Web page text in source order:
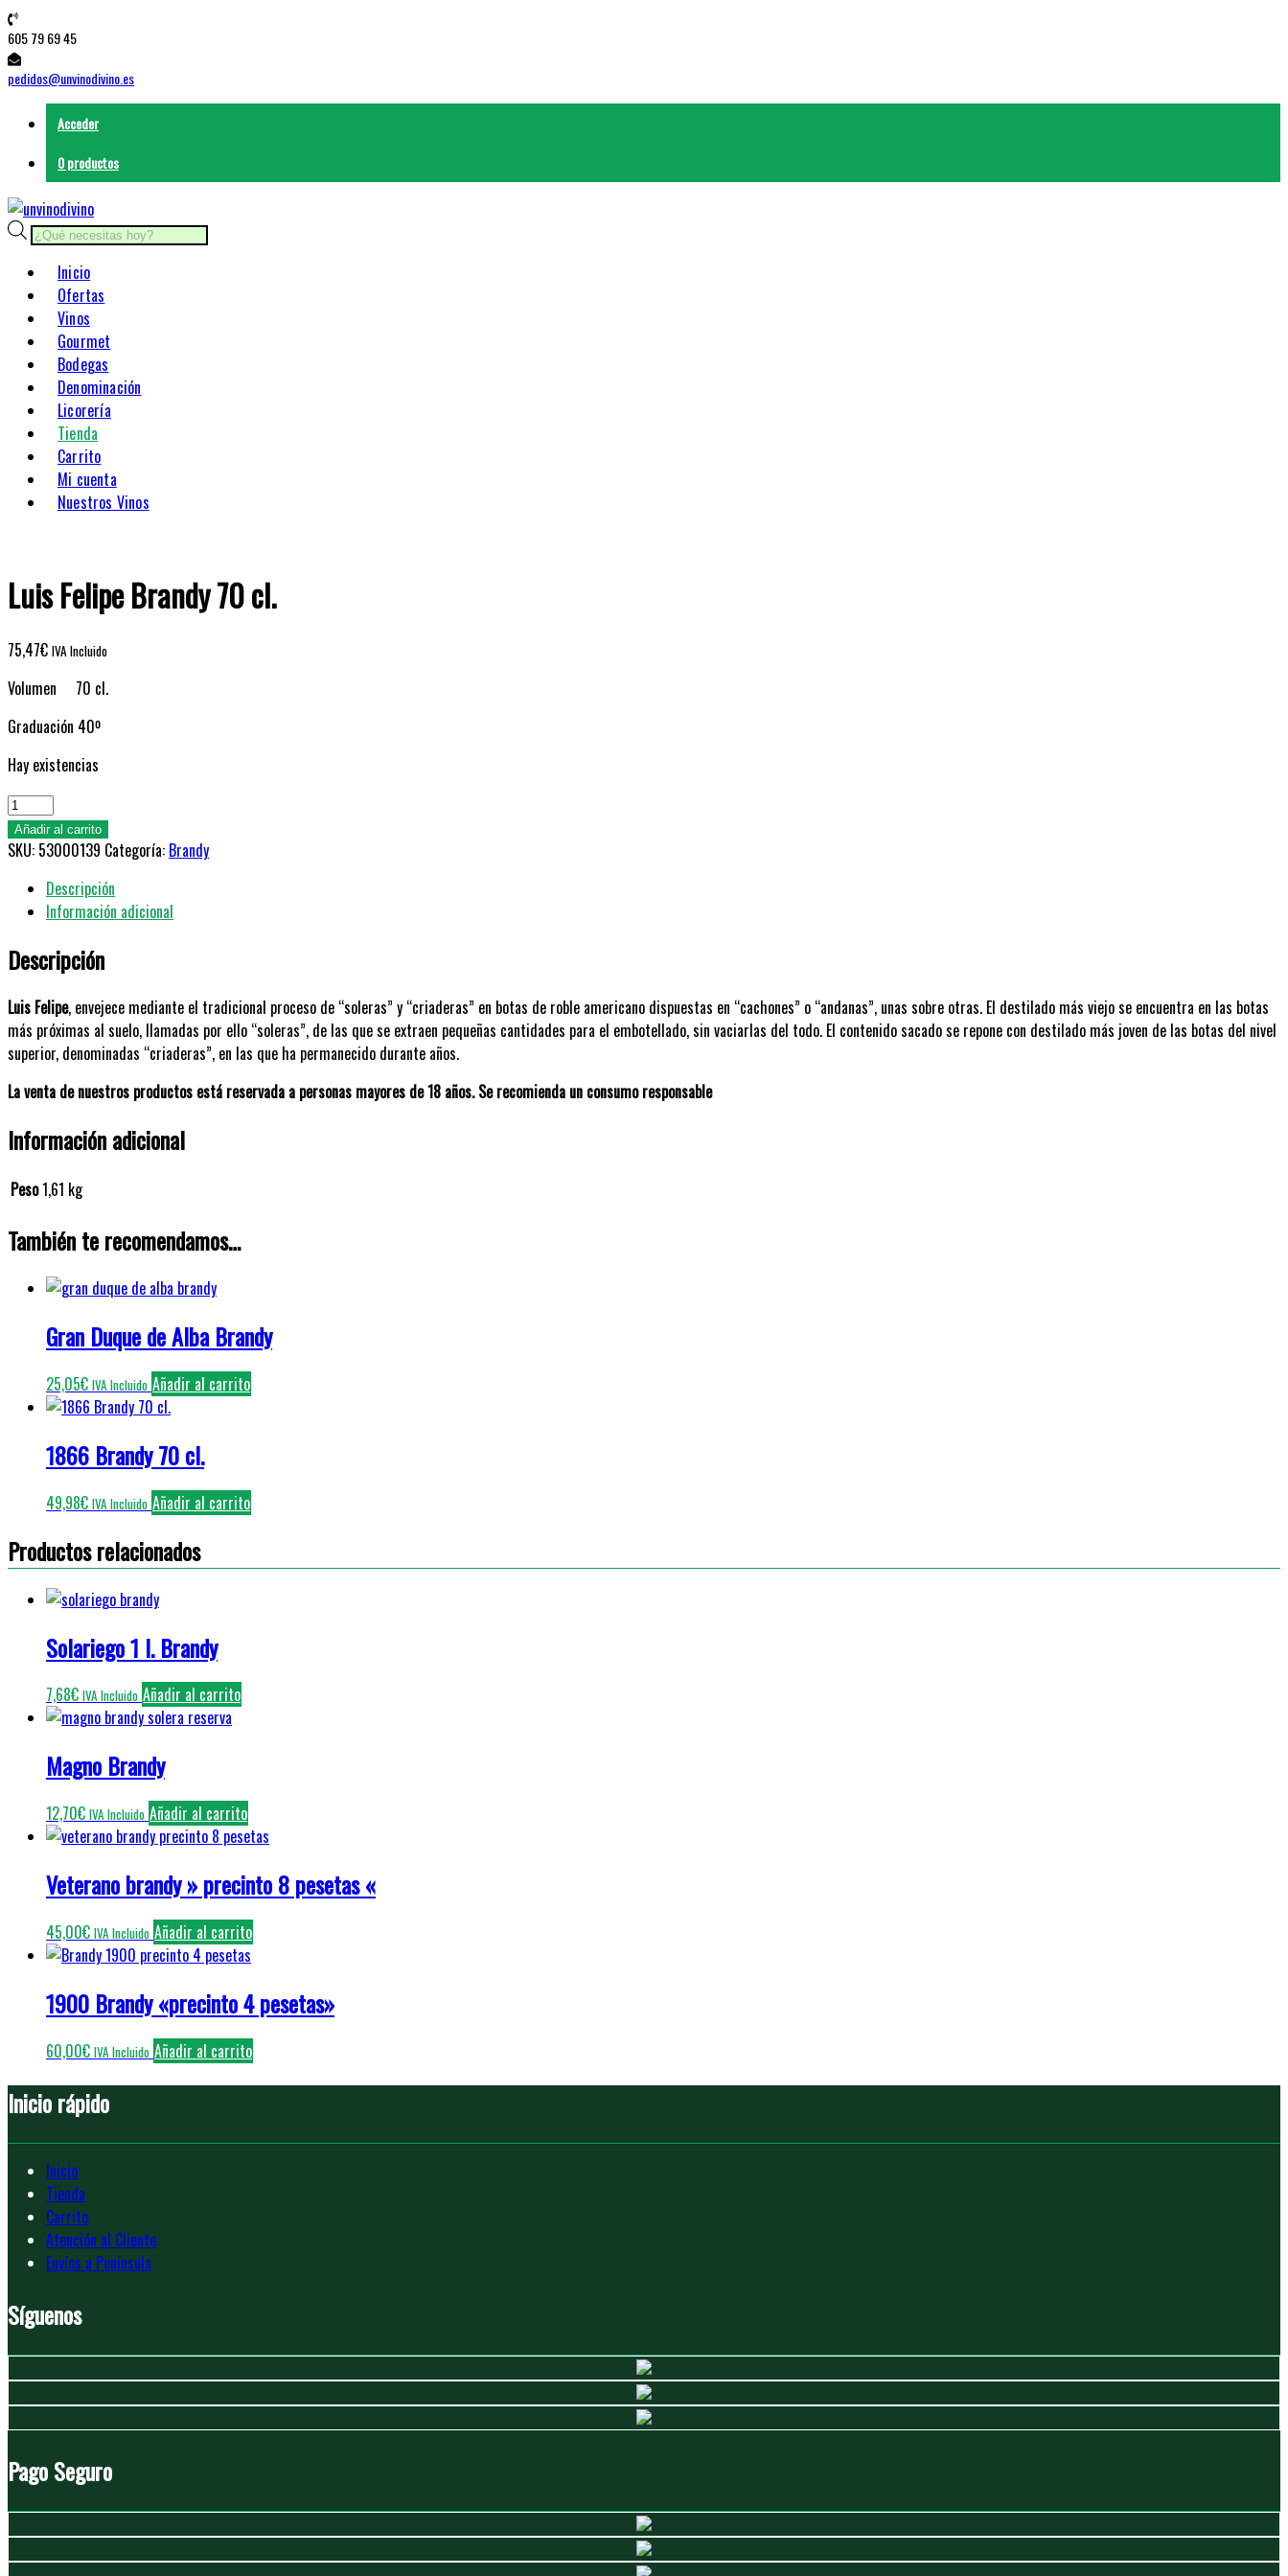
Saltar
contenido
605 79 69 45
pedidos@unvinodivino.es
Acceder
0 productos
Búsqueda
productos
Inicio
Ofertas
Vinos
Gourmet
Bodegas
Denominación
Licorería
Tienda
Carrito
Mi cuenta
Nuestros Vinos
Luis Felipe Brandy 70 cl.
75,47€ IVA Incluido
Volumen 70 cl.
Graduación 40º
Hay existencias
Luis
Felipe
Brandy
cantidad
Añadir al carrito
SKU: 53000139 Categoría: Brandy
Descripción
Información adicional
Descripción
Luis Felipe, envejece mediante el tradicional proceso de “soleras” y “criaderas” en botas de roble americano dispuestas en “cachones” o “andanas”, unas sobre otras. El destilado más viejo se encuentra en las botas
más próximas al suelo, llamadas por ello “soleras”, de las que se extraen pequeñas cantidades para el embotellado, sin vaciarlas del todo. El contenido sacado se repone con destilado más joven de las botas del nivel
superior, denominadas “criaderas”, en las que ha permanecido durante años.
La venta de nuestros productos está reservada a personas mayores de 18 años. Se recomienda un consumo responsable
Información adicional
Peso1,61 kg
También te recomendamos…
Gran Duque de Alba Brandy
25,05€ IVA Incluido Añadir al carrito
1866 Brandy 70 cl.
49,98€ IVA Incluido Añadir al carrito
Productos relacionados
Solariego 1 l. Brandy
7,68€ IVA Incluido Añadir al carrito
Magno Brandy
12,70€ IVA Incluido Añadir al carrito
Veterano brandy » precinto 8 pesetas «
45,00€ IVA Incluido Añadir al carrito
1900 Brandy «precinto 4 pesetas»
60,00€ IVA Incluido Añadir al carrito
Inicio rápido
Inicio
Tienda
Carrito
Atención al Cliente
Envíos a Península
Síguenos
Pago Seguro